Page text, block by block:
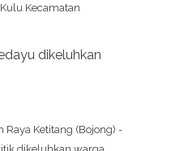
Kecamatan
dikeluhkan
Raya Ketitang (Bojong) -